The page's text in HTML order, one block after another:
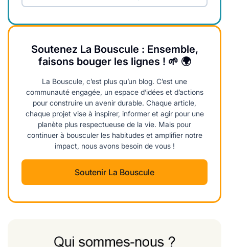
Soutenez La Bouscule : Ensemble,
faisons bouger les lignes ! 🌱 🌍
La Bouscule, c’est plus qu’un blog. C’est une
communauté engagée, un espace d’idées et d’actions
pour construire un avenir durable. Chaque article,
chaque projet vise à inspirer, informer et agir pour une
planète plus respectueuse de la vie. Mais pour
continuer à bousculer les habitudes et amplifier notre
impact, nous avons besoin de vous !
Soutenir La Bouscule